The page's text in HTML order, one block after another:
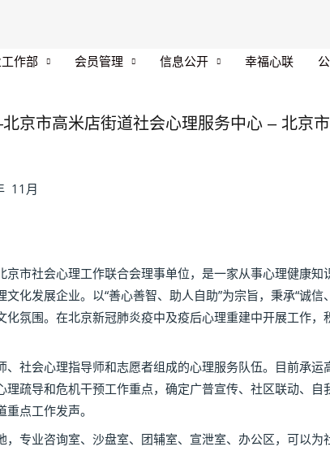
作部 会员管理 信息公开 幸福心联
京市高米店街道社会心理服务中心 – 北京
11月
市社会心理工作联合会理事单位，是一家从事心理健康
化发展企业。以“善心善智、助人自助”为宗旨，秉承“诚信
氛围。在北京新冠肺炎疫中及疫后心理重建中开展工作
社会心理指导师和志愿者组成的心理服务队伍。目前承
疏导和危机干预工作重点，确定广普宣传、社区联动、
点工作发声。
专业咨询室、沙盘室、团辅室、宣泄室、办公区，可以